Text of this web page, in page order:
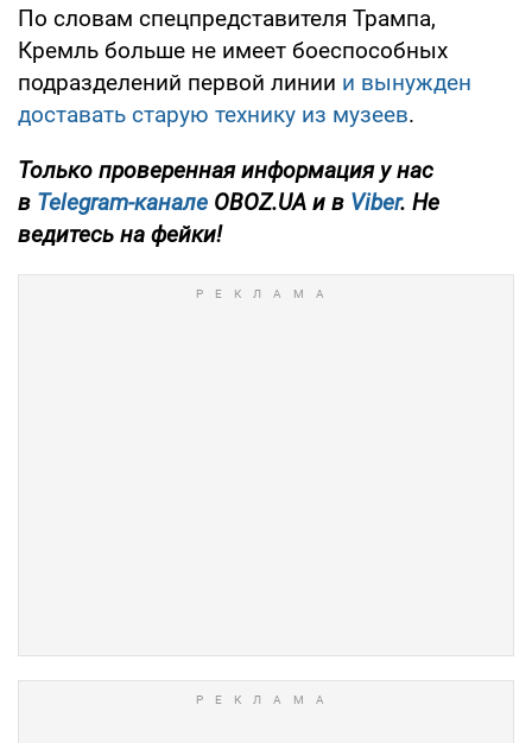
По словам спецпредставителя Трампа,
Кремль больше не имеет боеспособных
подразделений первой линии и вынужден
доставать старую технику из музеев.
Только проверенная информация у нас
в Telegram-канале OBOZ.UA и в Viber. Не
ведитесь на фейки!